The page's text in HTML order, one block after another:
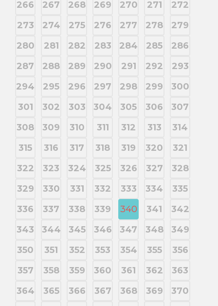
266
267 268 269 270 271
272
273
274 275 276 277 278
279
280
281 282 283 284 285
286
287
288 289 290 291 292
293
294
295 296 297 298 299
300
301
302 303 304 305 306
307
308
309 310 311 312 313
314
315
316 317 318 319 320
321
322
323 324 325 326 327
328
329
330 331 332 333 334
335
336
337 338 339 340 341
342
343
344 345 346 347 348
349
350
351 352 353 354 355
356
357
358 359 360 361 362
363
364
365 366 367 368 369
370